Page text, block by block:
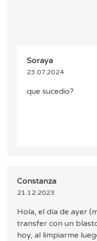
Soraya
23.07.2024
que sucedio?
Constanza
21.12.2023
Hola, el día de ayer
transfer con un
hoy, al limpiarme